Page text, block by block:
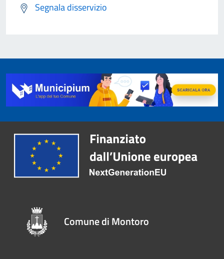
Segnala disservizio
Comune di Montoro